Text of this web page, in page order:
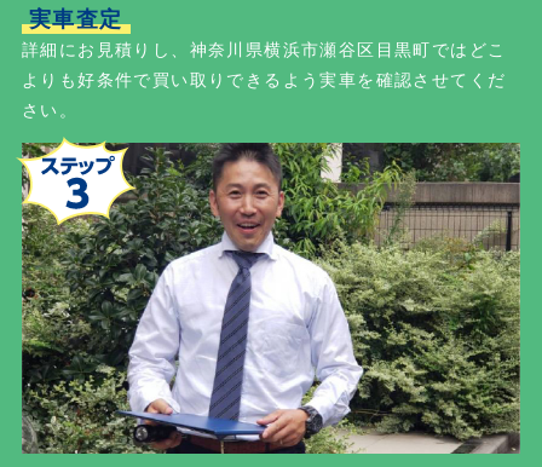
実車査定
詳細にお見積りし、神奈川県横浜市瀬谷区目黒町ではどこ
よりも好条件で買い取りできるよう実車を確認させてくだ
さい。